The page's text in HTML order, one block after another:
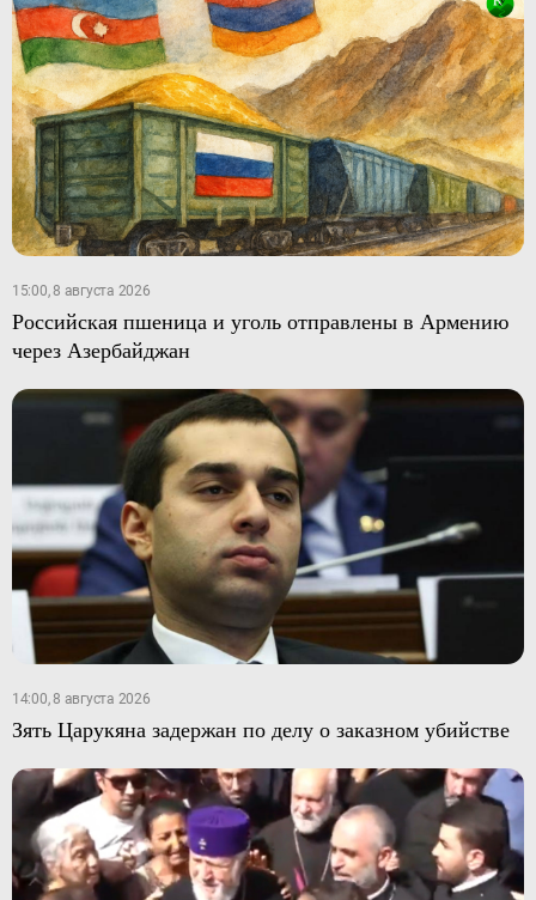
15:00, 8 августа 2026
Российская пшеница и уголь отправлены в Армению
через Азербайджан
14:00, 8 августа 2026
Зять Царукяна задержан по делу о заказном убийстве